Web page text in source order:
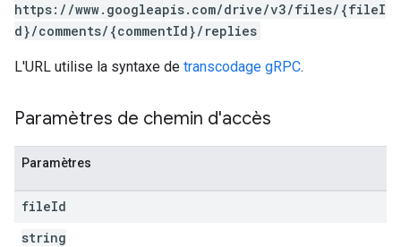
https://www.googleapis.com/drive/v3/files/{fileI
d}/comments/{commentId}/replies
L'URL utilise la syntaxe de transcodage gRPC.
Paramètres de chemin d'accès
Paramètres
fileId
string